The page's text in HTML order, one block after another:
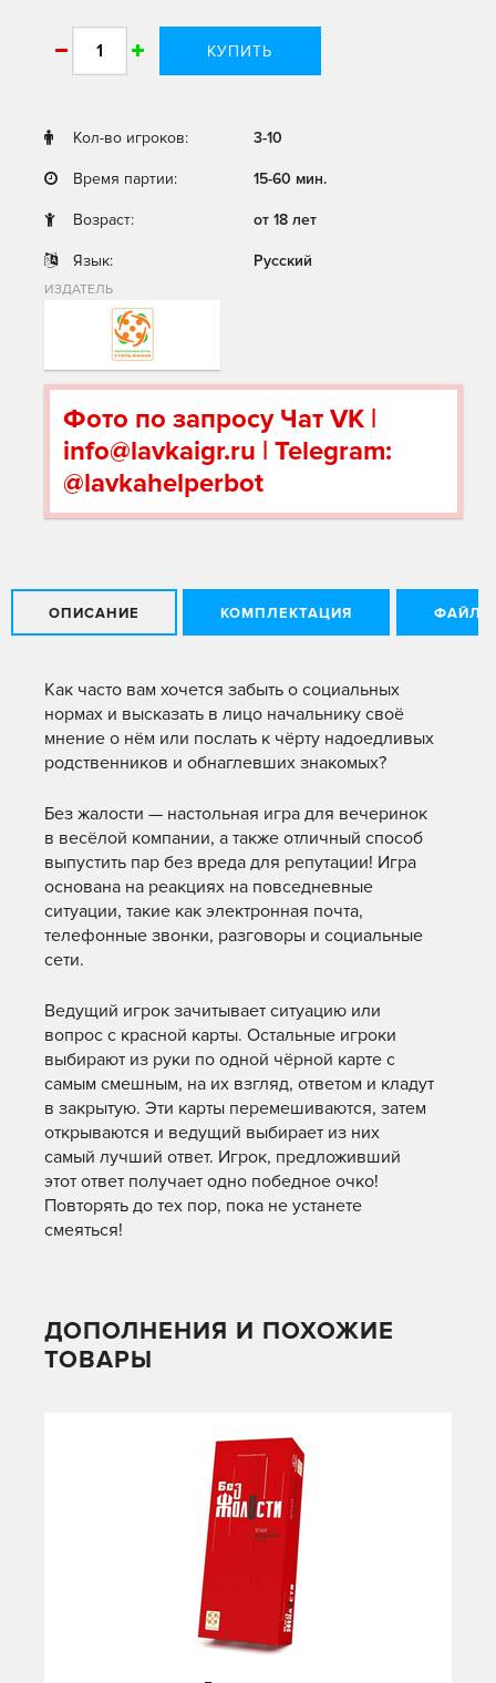
КУПИТЬ
Кол-во игроков: 3-10
Время партии: 15-60 мин.
Возраст: от 18 лет
Язык: Русский
ИЗДАТЕЛЬ
Фото по запросу Чат VK |
info@lavkaigr.ru | Telegram:
@lavkahelperbot
ОПИСАНИЕ КОМПЛЕКТАЦИЯ ФАЙЛЫ
Как часто вам хочется забыть о социальных
нормах и высказать в лицо начальнику своё
мнение о нём или послать к чёрту надоедливых
родственников и обнаглевших знакомых?
Без жалости — настольная игра для вечеринок
в весёлой компании, а также отличный способ
выпустить пар без вреда для репутации! Игра
основана на реакциях на повседневные
ситуации, такие как электронная почта,
телефонные звонки, разговоры и социальные
сети.
Ведущий игрок зачитывает ситуацию или
вопрос с красной карты. Остальные игроки
выбирают из руки по одной чёрной карте с
самым смешным, на их взгляд, ответом и кладут
в закрытую. Эти карты перемешиваются, затем
открываются и ведущий выбирает из них
самый лучший ответ. Игрок, предложивший
этот ответ получает одно победное очко!
Повторять до тех пор, пока не устанете
смеяться!
ДОПОЛНЕНИЯ И ПОХОЖИЕ
ТОВАРЫ